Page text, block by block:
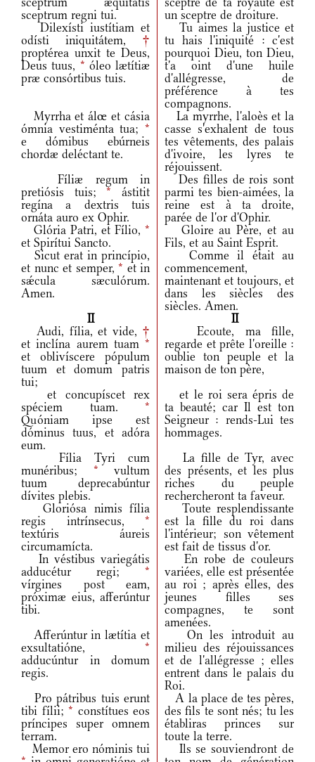
sceptrum regni tui.
un sceptre de droiture.
Dilexísti iustítiam et
odísti iniquitátem, †
proptérea unxit te Deus,
Deus tuus, * óleo lætítiæ
præ consórtibus tuis.
Tu aimes la justice et
tu hais l'iniquité : c'est
pourquoi Dieu, ton Dieu,
t'a oint d'une huile
d'allégresse, de
préférence à tes
compagnons.
Myrrha et álœ et cásia
ómnia vestiménta tua; *
e dómibus ebúrneis
chordæ deléctant te.
La myrrhe, l'aloès et la
casse s'exhalent de tous
tes vêtements, des palais
d'ivoire, les lyres te
réjouissent.
Fíliæ regum in
pretiósis tuis;* ástitit
regína a dextris tuis
ornáta auro ex Ophir.
Des filles de rois sont
parmi tes bien-aimées, la
reine est à ta droite,
parée de l'or d'Ophir.
Glória Patri, et Fílio, *
et Spirítui Sancto.
Gloire au Père, et au
Fils, et au Saint Esprit.
Sicut erat in princípio,
et nunc et semper, * et in
sǽcula sæculórum.
Amen.
Comme il était au
commencement,
maintenant et toujours, et
dans les siècles des
siècles. Amen.
II
II
Audi, fília, et vide, †
et inclína aurem tuam *
et oblivíscere pópulum
tuum et domum patris
tui;
Ecoute, ma fille,
regarde et prête l'oreille :
oublie ton peuple et la
maison de ton père,
et concupíscet rex
spéciem tuam. *
Quóniam ipse est
dóminus tuus, et adóra
eum.
et le roi sera épris de
ta beauté; car Il est ton
Seigneur : rends-Lui tes
hommages.
Fília Tyri cum
munéribus; * vultum
tuum deprecabúntur
dívites plebis.
La fille de Tyr, avec
des présents, et les plus
riches du peuple
rechercheront ta faveur.
Gloriósa nimis fília
regis intrínsecus, *
textúris áureis
circumamícta.
Toute resplendissante
est la fille du roi dans
l'intérieur; son vêtement
est fait de tissus d'or.
In véstibus variegátis
adducétur regi; *
vírgines post eam,
próximæ eius, afferúntur
tibi.
En robe de couleurs
variées, elle est présentée
au roi ; après elles, des
jeunes filles ses
compagnes, te sont
amenées.
Afferúntur in lætítia et
exsultatióne, *
adducúntur in domum
regis.
On les introduit au
milieu des réjouissances
et de l'allégresse ; elles
entrent dans le palais du
Roi.
Pro pátribus tuis erunt
tibi fílii; * constítues eos
príncipes super omnem
terram.
A la place de tes pères,
des fils te sont nés; tu les
établiras princes sur
toute la terre.
Memor ero nóminis tui
Ils se souviendront de